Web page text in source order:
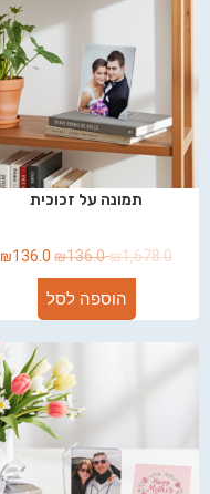
תמונה על זכוכית
₪1,678.0
₪136.0
₪136.0
הוספה לסל